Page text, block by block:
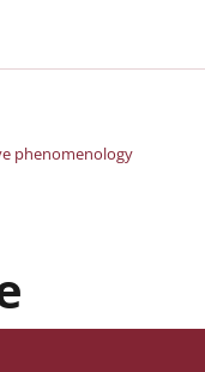
LINGUA:
phenomenology